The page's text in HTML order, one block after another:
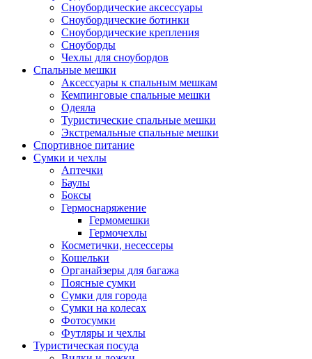
Сноубордические аксессуары
Сноубордические ботинки
Сноубордические крепления
Сноуборды
Чехлы для сноубордов
Спальные мешки
Аксессуары к спальным мешкам
Кемпинговые спальные мешки
Одеяла
Туристические спальные мешки
Экстремальные спальные мешки
Спортивное питание
Сумки и чехлы
Аптечки
Баулы
Боксы
Гермоснаряжение
Гермомешки
Гермочехлы
Косметички, несессеры
Кошельки
Органайзеры для багажа
Поясные сумки
Сумки для города
Сумки на колесах
Фотосумки
Футляры и чехлы
Туристическая посуда